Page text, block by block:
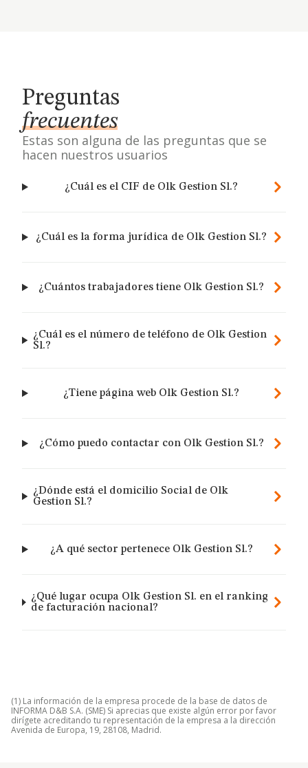
Preguntas
frecuentes
Estas son alguna de las preguntas que se
hacen nuestros usuarios
¿Cuál es el CIF de Olk Gestion Sl.?
¿Cuál es la forma jurídica de Olk Gestion Sl.?
¿Cuántos trabajadores tiene Olk Gestion Sl.?
¿Cuál es el número de teléfono de Olk Gestion
Sl.?
¿Tiene página web Olk Gestion Sl.?
¿Cómo puedo contactar con Olk Gestion Sl.?
¿Dónde está el domicilio Social de Olk
Gestion Sl.?
¿A qué sector pertenece Olk Gestion Sl.?
¿Qué lugar ocupa Olk Gestion Sl. en el ranking
de facturación nacional?
(1) La información de la empresa procede de la base de datos de
INFORMA D&B S.A. (SME) Si aprecias que existe algún error por favor
dirígete acreditando tu representación de la empresa a la dirección
Avenida de Europa, 19, 28108, Madrid.